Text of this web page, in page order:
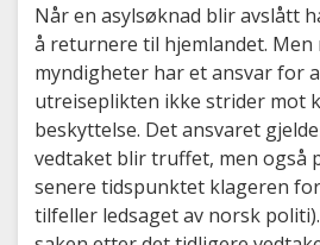
Når en asylsøknad blir avslått
å returnere til hjemlandet. Men
myndigheter har et ansvar for
utreiseplikten ikke strider mot
beskyttelse. Det ansvaret
vedtaket blir truffet, men også
senere tidspunktet klageren
tilfeller ledsaget av norsk